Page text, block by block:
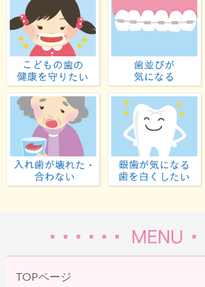
子どもの歯の健康
入れ歯が壊れた・
TOPページ